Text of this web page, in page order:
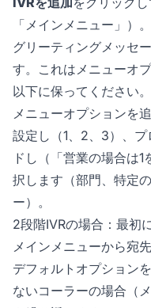
「メインメニュー」）。
グリーティングメッセ
す。これはメニューオ
以下に保ってください。
メニューオプションを
設定し（1、2、3）、
ドし（「営業の場合は
択します（部門、特定
ー）。
2段階IVRの場合：最初
メインメニューから宛
デフォルトオプション
ないコーラーの場合（